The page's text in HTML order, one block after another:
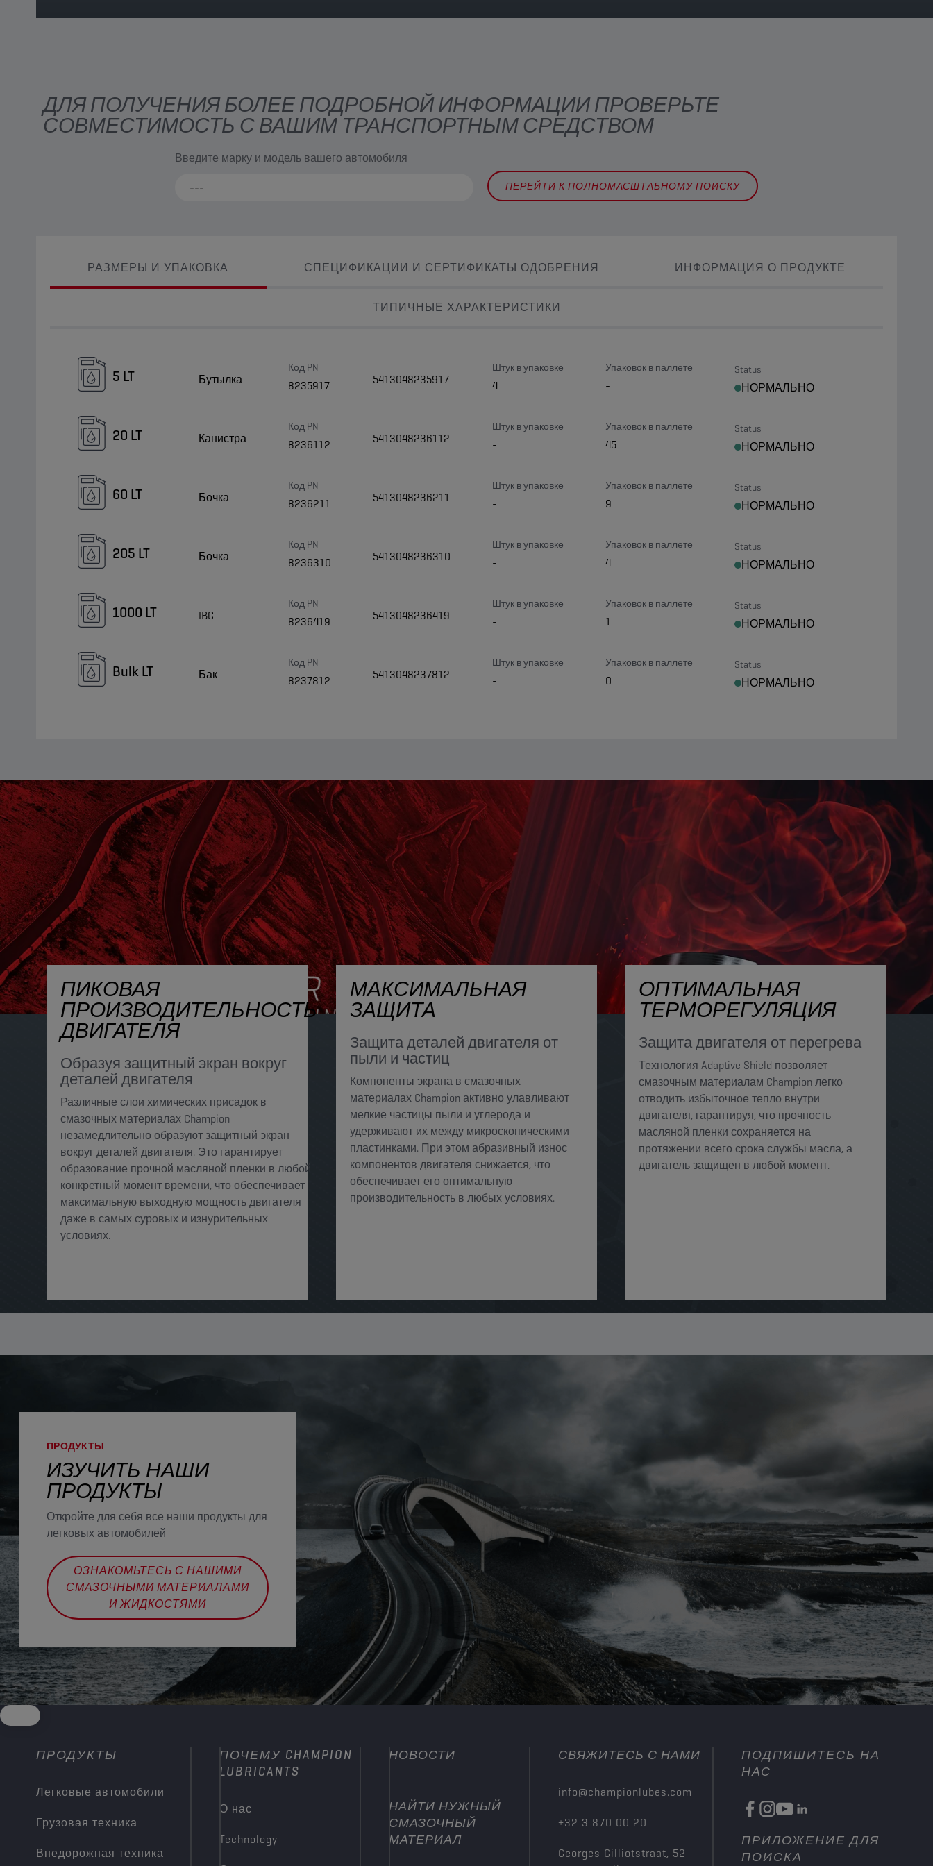
ДЛЯ ПОЛУЧЕНИЯ БОЛЕЕ ПОДРОБНОЙ ИНФОРМАЦИИ ПРОВЕРЬТЕ
СОВМЕСТИМОСТЬ С ВАШИМ ТРАНСПОРТНЫМ СРЕДСТВОМ
Введите марку и модель вашего автомобиля
ПЕРЕЙТИ К ПОЛНОМАСШТАБНОМУ ПОИСКУ
РАЗМЕРЫ И УПАКОВКА СПЕЦИФИКАЦИИ И СЕРТИФИКАТЫ ОДОБРЕНИЯ ИНФОРМАЦИЯ О ПРОДУКТЕ
ТИПИЧНЫЕ ХАРАКТЕРИСТИКИ
5 LT Бутылка
Код PN
8235917 5413048235917
Штук в упаковке
4
Упаковок в паллете
-
Status
НОРМАЛЬНО
20 LT Канистра
Код PN
8236112 5413048236112
Штук в упаковке
-
Упаковок в паллете
45
Status
НОРМАЛЬНО
60 LT Бочка
Код PN
8236211 5413048236211
Штук в упаковке
-
Упаковок в паллете
9
Status
НОРМАЛЬНО
205 LT Бочка
Код PN
8236310 5413048236310
Штук в упаковке
-
Упаковок в паллете
4
Status
НОРМАЛЬНО
1000 LT IBC
Код PN
8236419 5413048236419
Штук в упаковке
-
Упаковок в паллете
1
Status
НОРМАЛЬНО
Bulk LT Бак
Код PN
8237812 5413048237812
Штук в упаковке
-
Упаковок в паллете
0
Status
НОРМАЛЬНО
ПИКОВАЯ
ПРОИЗВОДИТЕЛЬНОСТЬ
ДВИГАТЕЛЯ
Образуя защитный экран вокруг
деталей двигателя
Различные слои химических присадок в
смазочных материалах Champion
незамедлительно образуют защитный экран
вокруг деталей двигателя. Это гарантирует
образование прочной масляной пленки в любой
конкретный момент времени, что обеспечивает
максимальную выходную мощность двигателя
даже в самых суровых и изнурительных
условиях. ​
МАКСИМАЛЬНАЯ
ЗАЩИТА
Защита деталей двигателя от
пыли и частиц
Компоненты экрана в смазочных
материалах Champion активно улавливают
мелкие частицы пыли и углерода и
удерживают их между микроскопическими
пластинками. При этом абразивный износ
компонентов двигателя снижается, что
обеспечивает его оптимальную
производительность в любых условиях.
ОПТИМАЛЬНАЯ
ТЕРМОРЕГУЛЯЦИЯ
Защита двигателя от перегрева​​
Технология Adaptive Shield позволяет
смазочным материалам Champion легко
отводить избыточное тепло внутри
двигателя, гарантируя, что прочность
масляной пленки сохраняется на
протяжении всего срока службы масла, а
двигатель защищен в любой момент.
ПРОДУКТЫ
ИЗУЧИТЬ НАШИ
ПРОДУКТЫ
Откройте для себя все наши продукты для
легковых автомобилей
ОЗНАКОМЬТЕСЬ С НАШИМИ
СМАЗОЧНЫМИ МАТЕРИАЛАМИ
И ЖИДКОСТЯМИ
ПРОДУКТЫ
Легковые автомобили
Грузовая техника
Внедорожная техника
ПОЧЕМУ CHAMPION
LUBRICANTS
О нас
Technology
НОВОСТИ
НАЙТИ НУЖНЫЙ
СМАЗОЧНЫЙ
МАТЕРИАЛ
СВЯЖИТЕСЬ С НАМИ
info@championlubes.com
+32 3 870 00 20
Georges Gilliotstraat, 52
ПОДПИШИТЕСЬ НА
НАС
ПРИЛОЖЕНИЕ ДЛЯ
ПОИСКА